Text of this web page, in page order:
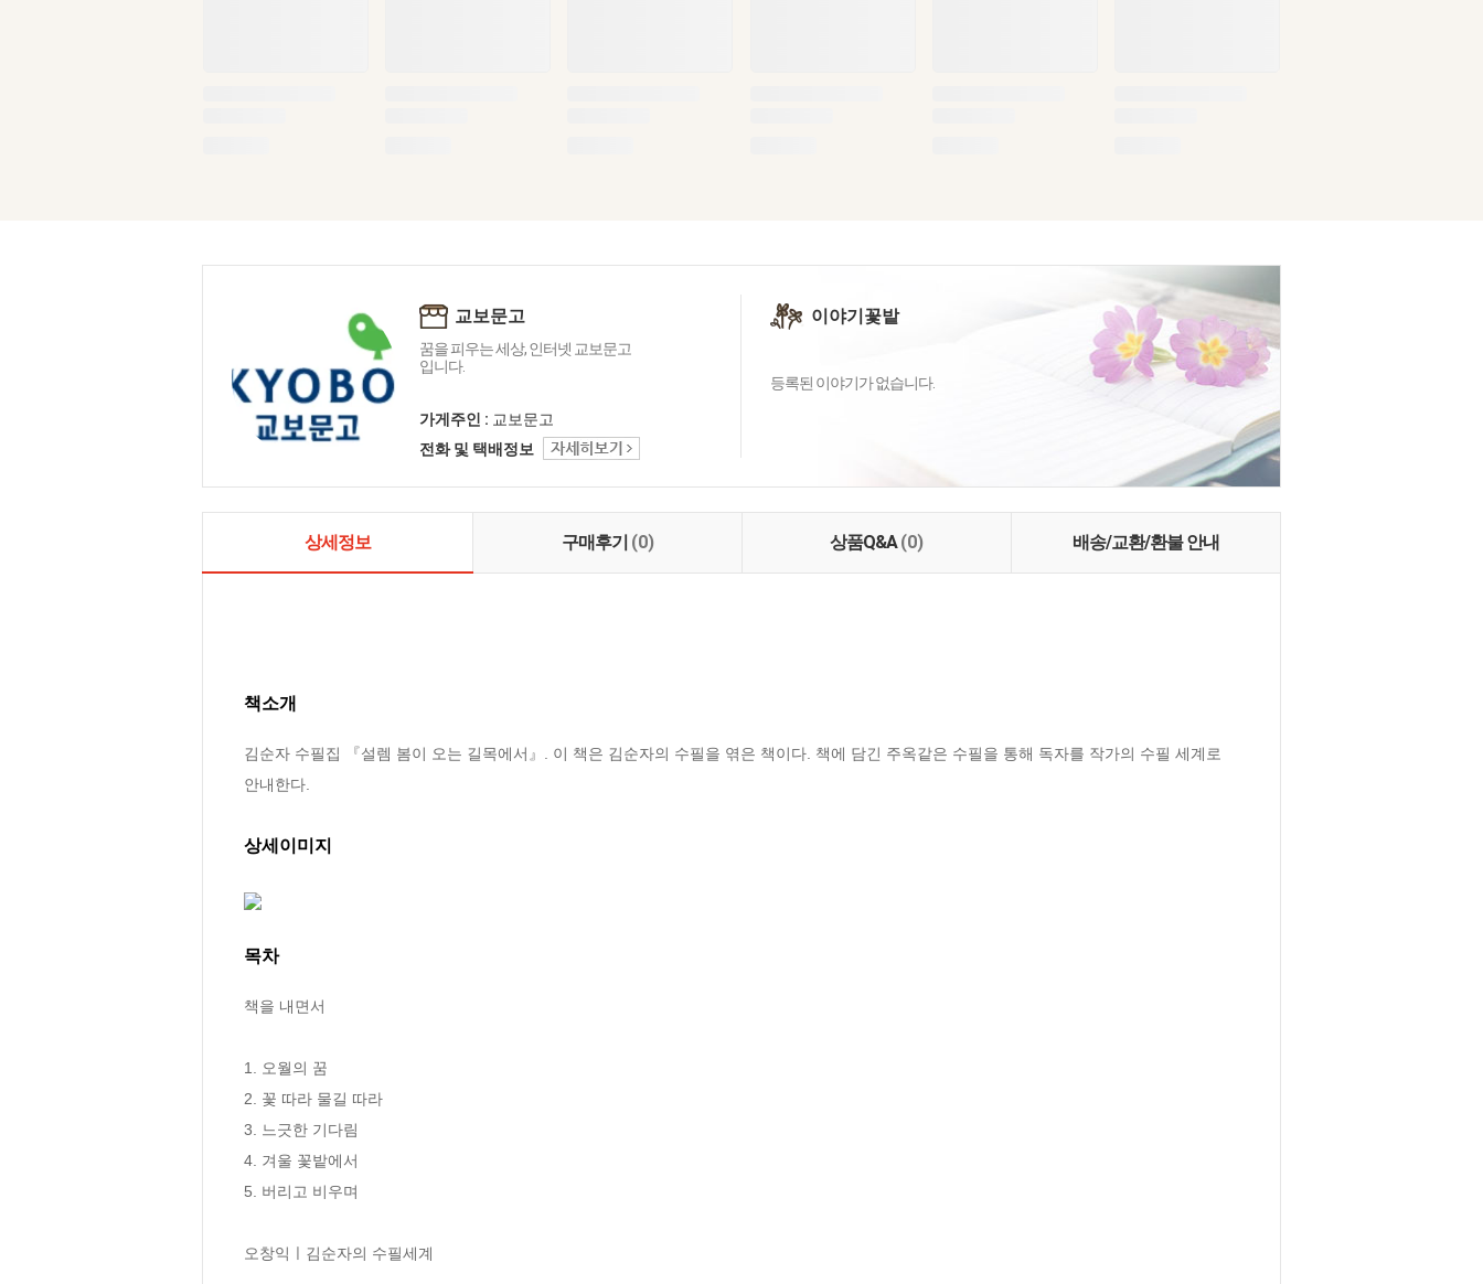
교보문고
꿈을 피우는 세상, 인터넷 교보문고
입니다.
가게주인 : 교보문고
전화 및 택배정보
이야기꽃밭
등록된 이야기가 없습니다.
상세정보 구매후기 (0) 상품Q&A(0) 배송/교환/환불 안내
책소개
김순자 수필집 『설렘 봄이 오는 길목에서』. 이 책은 김순자의 수필을 엮은 책이다. 책에 담긴 주옥같은 수필을 통해 독자를 작가의 수필 세계로
안내한다.
상세이미지
목차
책을 내면서
1. 오월의 꿈
2. 꽃 따라 물길 따라
3. 느긋한 기다림
4. 겨울 꽃밭에서
5. 버리고 비우며
오창익ㅣ김순자의 수필세계